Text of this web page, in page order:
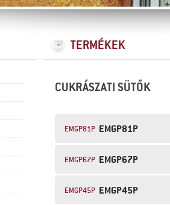
CUKRÁSZATI SÜTŐK
EMGP81P EMGP81P
EMGP67P EMGP67P
EMGP45P EMGP45P